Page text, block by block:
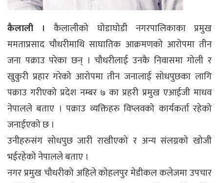
कैलाली ।
कैलालीको घोडाघोडी नगरपालिकाका प्रमुख
ममताप्रसाद चौधरीमाथि साघातिक आक्रमणको आरोपमा तीन
जना पक्राउ परेका छन् । चौधरीलाई उनकै निवासमा गोली र
खुकुरी प्रहार गरेको आरोपमा तीन जनालाई सोधपुछका लागि
पक्राउ गरीएको प्रदेश नम्बर ७ का प्रहरी प्रमुख एआईजी माधव
नेपालले बताए । पक्राउ व्यक्तिहरु विप्लवको कार्यकर्ता रहेको
जनाईएको छ ।
उनीहरुसंग सोधपुछ जारी राखीएको र अन्य संलग्नको खोजी
भईरहेको नेपालले बताए ।
नगर प्रमुख चौधरीको अहिले कोहलपुर मेडीकल कलेजमा उपचार